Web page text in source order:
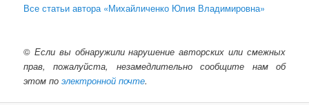
Все статьи автора «Михайличенко Юлия Владимировна»
© Если вы обнаружили нарушение авторских или смежных
прав, пожалуйста, незамедлительно сообщите нам об
этом поэлектронной почте.